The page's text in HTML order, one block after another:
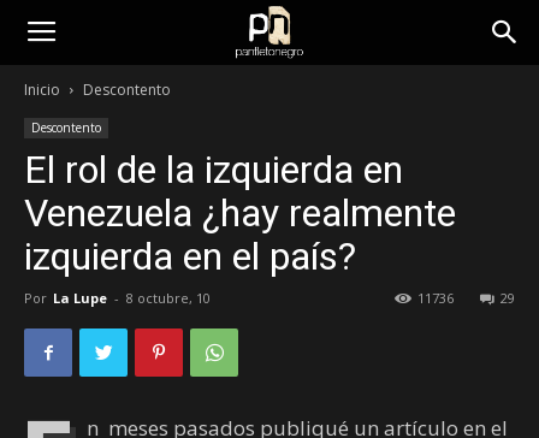
panfletonegro
Inicio Descontento
Descontento
El rol de la izquierda en
Venezuela ¿hay realmente
izquierda en el país?
Por La Lupe - 8 octubre, 10 29
11736
n meses pasados publiqué un artículo en el